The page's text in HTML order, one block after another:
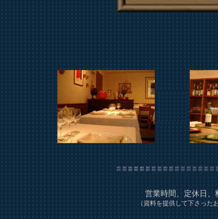
営業時間、定休日、
（資料を提供して下さっ